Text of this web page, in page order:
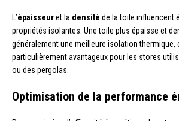
L’épaisseuret la densité de la toile influencent
propriétés isolantes. Une toile plus épaisse et
généralement une meilleure isolation thermique,
particulièrement avantageux pour les stores
ou des pergolas.
Optimisation de la performance